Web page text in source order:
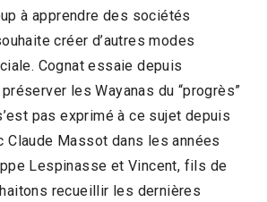
à apprendre des sociétés
créer d’autres modes
Cognat essaie depuis
les Wayanas du “progrès”
pas exprimé à ce sujet depuis
Claude Massot dans les années
Lespinasse et Vincent, fils de
recueillir les dernières